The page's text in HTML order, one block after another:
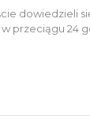
dowiedzieli
przeciągu 24